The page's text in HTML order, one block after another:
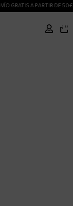
GRATIS A PARTIR DE 50€
0